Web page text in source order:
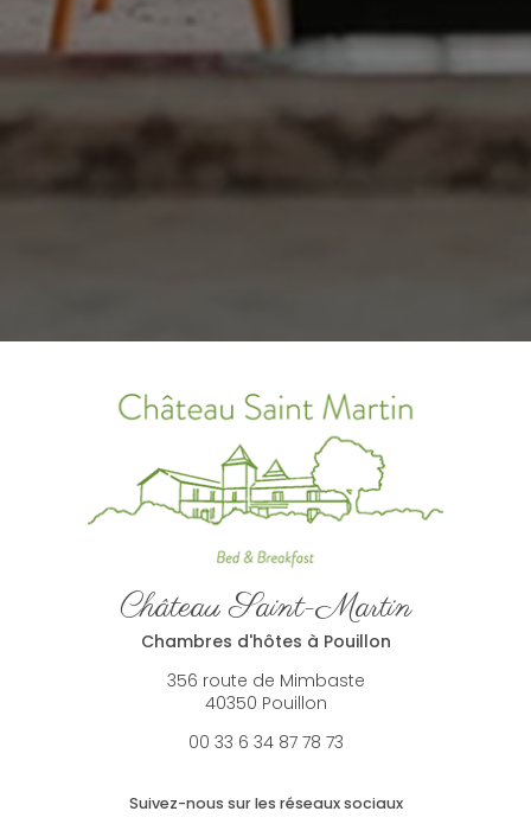
Château Saint-Martin
Chambres d'hôtes à Pouillon
356 route de Mimbaste
40350 Pouillon
00 33 6 34 87 78 73
Suivez-nous sur les réseaux sociaux